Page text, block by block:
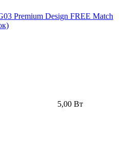
Premium Design FREE Match
5,00 Вт